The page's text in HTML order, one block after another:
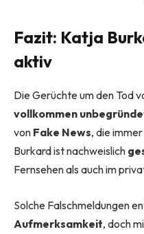
Fazit: Katja
aktiv
Die Gerüchte um den Tod
vollkommen
von Fake News, die
Burkard ist nachweislich
Fernsehen als auch im
Solche Falschmeldungen
Aufmerksamkeit, doch